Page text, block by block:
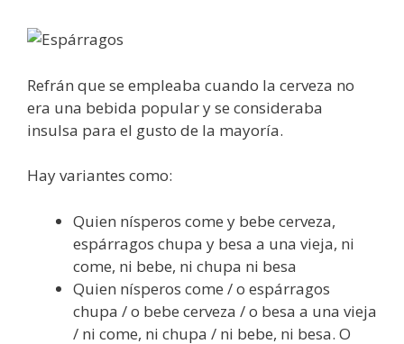
Refrán que se empleaba cuando la cerveza no
era una bebida popular y se consideraba
insulsa para el gusto de la mayoría.
Hay variantes como:
Quien nísperos come y bebe cerveza,
espárragos chupa y besa a una vieja, ni
come, ni bebe, ni chupa ni besa
Quien nísperos come / o espárragos
chupa / o bebe cerveza / o besa a una vieja
/ ni come, ni chupa / ni bebe, ni besa. O